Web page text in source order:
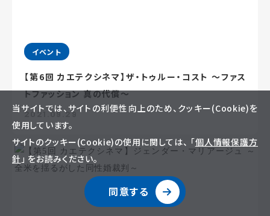
イベント
【第6回 カエテクシネマ】ザ・トゥルー・コスト ～ファス
トファッション 真の代償～
2021.09.29
当サイトでは、サイトの利便性向上のため、クッキー(Cookie)を
使用しています。
サイトのクッキー(Cookie)の使用に関しては、 「個人情報保護方
針」 をお読みください。
同意する